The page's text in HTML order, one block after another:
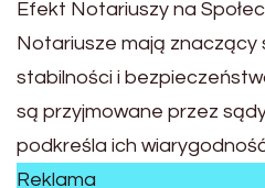
Efekt Notariuszy na
Notariusze mają znaczący
stabilności i
są przyjmowane przez
podkreśla ich
Reklama